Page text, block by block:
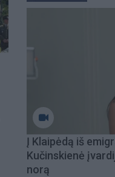
Į Klaipėdą iš
Kučinskienė
norą